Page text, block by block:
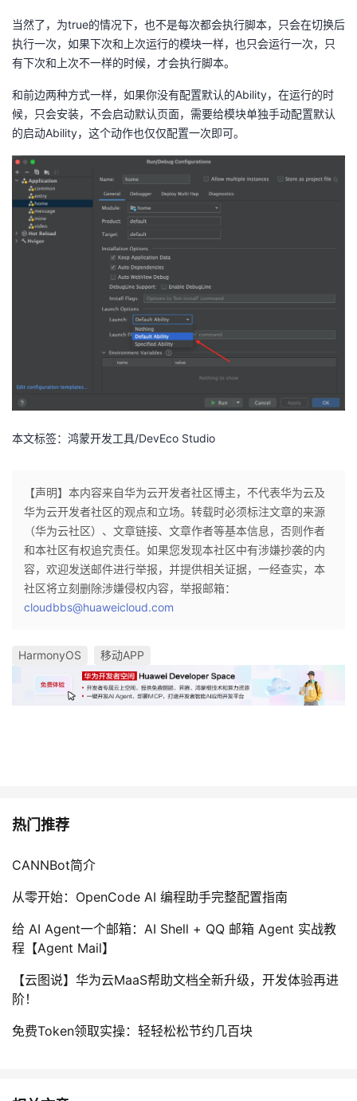
当然了，为true的情况下，也不是每次都会执行脚本，只会在切换后
执行一次，如果下次和上次运行的模块一样，也只会运行一次，只
有下次和上次不一样的时候，才会执行脚本。
和前边两种方式一样，如果你没有配置默认的Ability，在运行的时
候，只会安装，不会启动默认页面，需要给模块单独手动配置默认
的启动Ability，这个动作也仅仅配置一次即可。
本文标签：鸿蒙开发工具/DevEco Studio
【声明】本内容来自华为云开发者社区博主，不代表华为云及
华为云开发者社区的观点和立场。转载时必须标注文章的来源
（华为云社区）、文章链接、文章作者等基本信息，否则作者
和本社区有权追究责任。如果您发现本社区中有涉嫌抄袭的内
容，欢迎发送邮件进行举报，并提供相关证据，一经查实，本
社区将立刻删除涉嫌侵权内容，举报邮箱：
cloudbbs@huaweicloud.com
HarmonyOS 移动APP
热门推荐
CANNBot简介
从零开始：OpenCode AI 编程助手完整配置指南
给 AI Agent一个邮箱：AI Shell + QQ 邮箱 Agent 实战教
程【Agent Mail】
【云图说】华为云MaaS帮助文档全新升级，开发体验再进
阶！
免费Token领取实操：轻轻松松节约几百块